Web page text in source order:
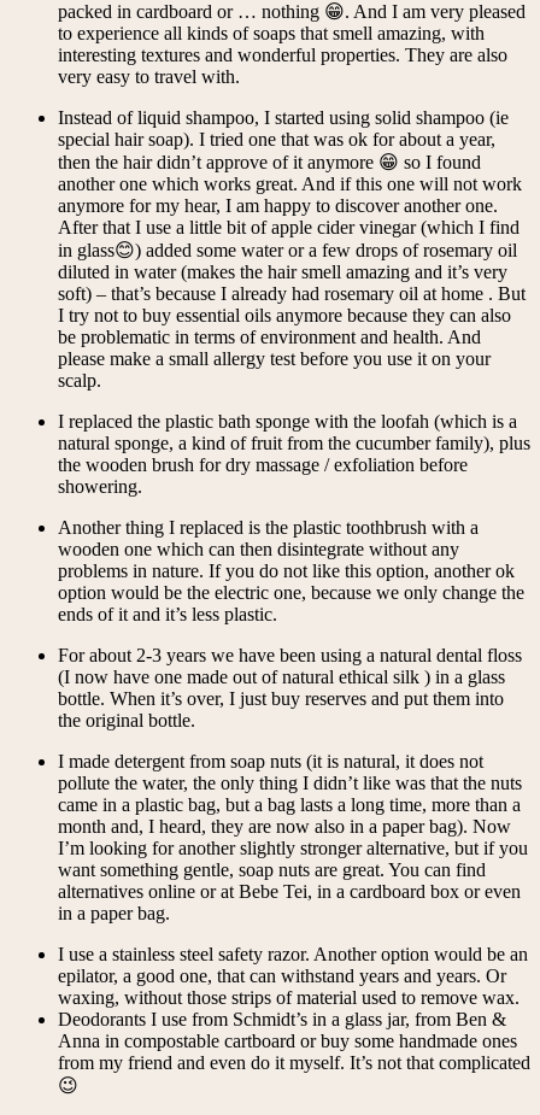
packed in cardboard or … nothing 😁. And I am very pleased
to experience all kinds of soaps that smell amazing, with
interesting textures and wonderful properties. They are also
very easy to travel with.
Instead of liquid shampoo, I started using solid shampoo (ie
special hair soap). I tried one that was ok for about a year,
then the hair didn’t approve of it anymore 😁 so I found
another one which works great. And if this one will not work
anymore for my hear, I am happy to discover another one.
After that I use a little bit of apple cider vinegar (which I find
in glass😊) added some water or a few drops of rosemary oil
diluted in water (makes the hair smell amazing and it’s very
soft) – that’s because I already had rosemary oil at home . But
I try not to buy essential oils anymore because they can also
be problematic in terms of environment and health. And
please make a small allergy test before you use it on your
scalp.
I replaced the plastic bath sponge with the loofah (which is a
natural sponge, a kind of fruit from the cucumber family), plus
the wooden brush for dry massage / exfoliation before
showering.
Another thing I replaced is the plastic toothbrush with a
wooden one which can then disintegrate without any
problems in nature. If you do not like this option, another ok
option would be the electric one, because we only change the
ends of it and it’s less plastic.
For about 2-3 years we have been using a natural dental floss
(I now have one made out of natural ethical silk ) in a glass
bottle. When it’s over, I just buy reserves and put them into
the original bottle.
I made detergent from soap nuts (it is natural, it does not
pollute the water, the only thing I didn’t like was that the nuts
came in a plastic bag, but a bag lasts a long time, more than a
month and, I heard, they are now also in a paper bag). Now
I’m looking for another slightly stronger alternative, but if you
want something gentle, soap nuts are great. You can find
alternatives online or at Bebe Tei, in a cardboard box or even
in a paper bag.
I use a stainless steel safety razor. Another option would be an
epilator, a good one, that can withstand years and years. Or
waxing, without those strips of material used to remove wax.
Deodorants I use from Schmidt’s in a glass jar, from Ben &
Anna in compostable cartboard or buy some handmade ones
from my friend and even do it myself. It’s not that complicated
😉